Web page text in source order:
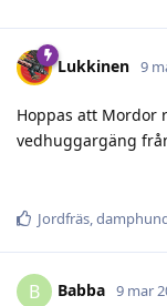
Lukkinen 9
Hoppas att Mordor
vedhuggargäng
Jordfräs,
B Babba 9 mar